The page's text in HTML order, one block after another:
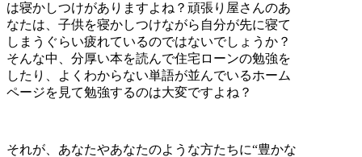
は寝かしつけがありますよね？頑張り屋さんのあ
なたは、子供を寝かしつけながら自分が先に寝て
しまうぐらい疲れているのではないでしょうか？
そんな中、分厚い本を読んで住宅ローンの勉強を
したり、よくわからない単語が並んでいるホーム
ページを見て勉強するのは大変ですよね？
それが、あなたやあなたのような方たちに“豊かな